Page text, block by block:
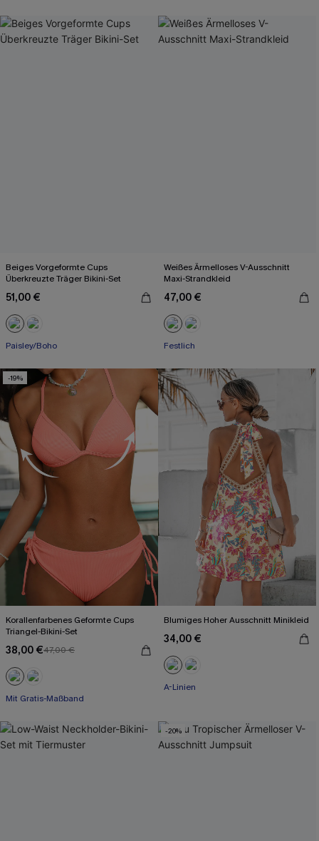
Beiges Vorgeformte Cups
Überkreuzte Träger Bikini-Set
51,00 €
Paisley/Boho
Weißes Ärmelloses V-Ausschnitt
Maxi-Strandkleid
47,00 €
Festlich
-19%
Korallenfarbenes Geformte Cups
Triangel-Bikini-Set
38,00 €47,00 €
Mit Gratis-Maßband
Blumiges Hoher Ausschnitt Minikleid
34,00 €
A-Linien
-20%